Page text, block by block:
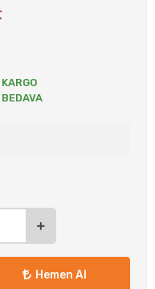
KARGO
BEDAVA
Hemen Al